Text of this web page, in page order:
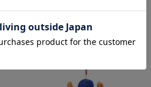
マスコットキーチェーン/ケロロ
¥2,200(税込)